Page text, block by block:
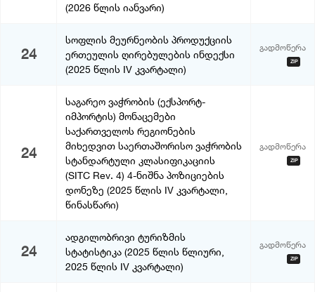
(2026 წლის იანვარი)
24
სოფლის მეურნეობის პროდუქციის
ერთეულის ღირებულების ინდექსი
(2025 წლის IV კვარტალი)
გადმოწერა
ZIP
24
საგარეო ვაჭრობის (ექსპორტ-
იმპორტის) მონაცემები
საქართველოს რეგიონების
მიხედვით საერთაშორისო ვაჭრობის
სტანდარტული კლასიფიკაციის
(SITC Rev. 4) 4-ნიშნა პოზიციების
დონეზე (2025 წლის IV კვარტალი,
წინასწარი)
გადმოწერა
ZIP
24
ადგილობრივი ტურიზმის
სტატისტიკა (2025 წლის წლიური,
2025 წლის IV კვარტალი)
გადმოწერა
ZIP